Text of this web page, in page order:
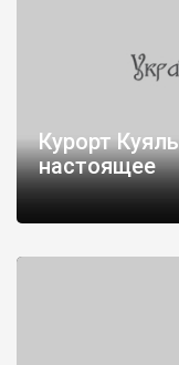
Курорт
настоящее
Особенностью